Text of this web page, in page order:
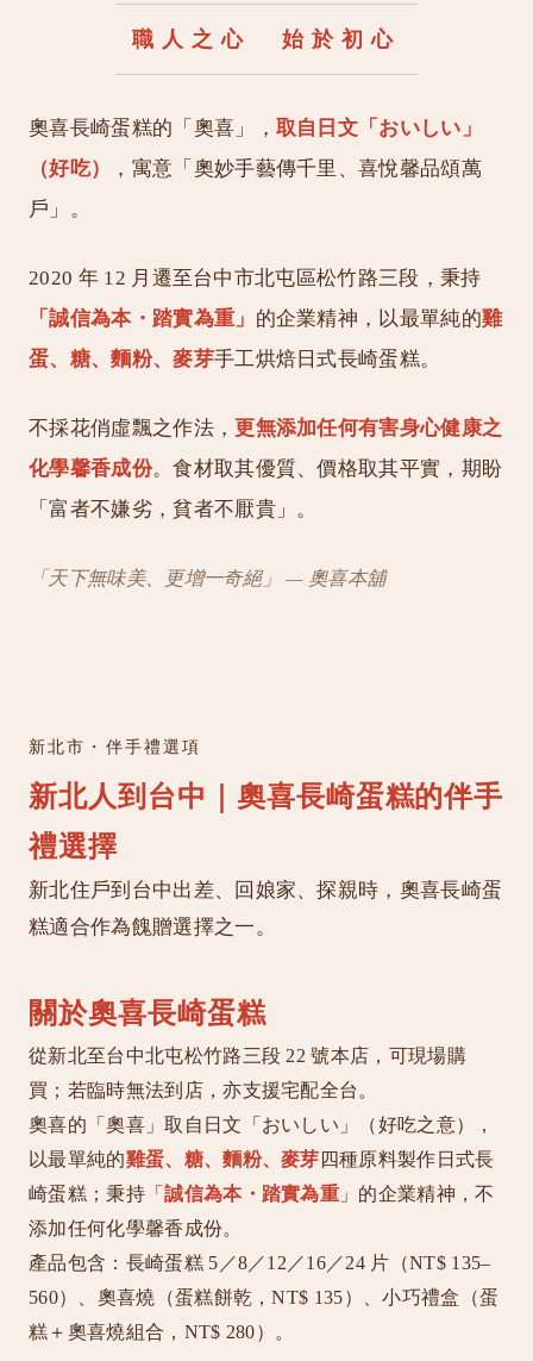
職人之心 始於初心
奧喜長崎蛋糕的「奧喜」， 取自日文「おいしい」
（好吃）
，寓意「奧妙手藝傳千里、喜悅馨品頌萬
戶」。
2020 年 12 月遷至台中市北屯區松竹路三段，秉持
「誠信為本・踏實為重」 的企業精神，以最單純的雞
蛋、糖、麵粉、麥芽手工烘焙日式長崎蛋糕。
不採花俏虛飄之作法， 更無添加任何有害身心健康之
化學馨香成份。食材取其優質、價格取其平實，期盼
「富者不嫌劣，貧者不厭貴」。
「天下無味美、更增一奇絕」 — 奧喜本舖
新北市・伴手禮選項
新北人到台中｜奧喜長崎蛋糕的伴手
禮選擇
新北住戶到台中出差、回娘家、探親時，奧喜長崎蛋
糕適合作為餽贈選擇之一。
關於奧喜長崎蛋糕
從新北至台中北屯松竹路三段 22 號本店，可現場購
買；若臨時無法到店，亦支援宅配全台。
奧喜的「奧喜」取自日文「おいしい」（好吃之意），
以最單純的雞蛋、糖、麵粉、麥芽 四種原料製作日式長
崎蛋糕；秉持「誠信為本・踏實為重 」的企業精神，不
添加任何化學馨香成份。
產品包含：長崎蛋糕 5／8／12／16／24 片（NT$ 135–
560）、奧喜燒（蛋糕餅乾，NT$ 135）、小巧禮盒（蛋
糕＋奧喜燒組合，NT$ 280）。